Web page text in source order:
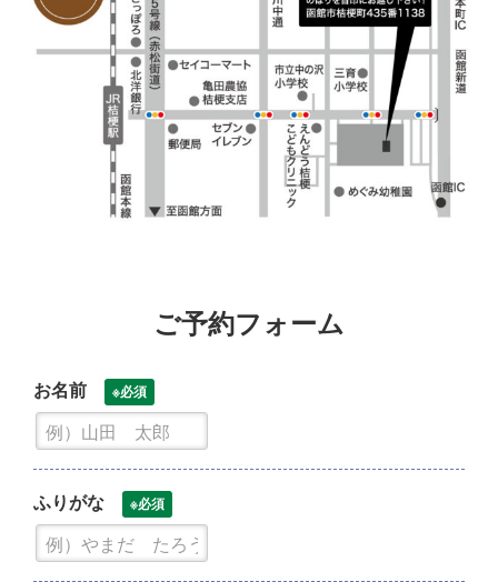
ご予約フォーム
お名前 ※必須
ふりがな ※必須